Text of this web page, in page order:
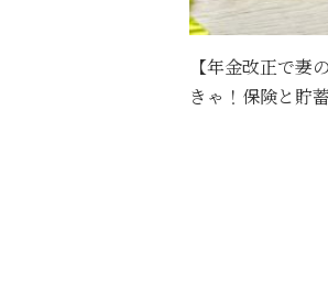
【年金改正で妻
きゃ！保険と貯